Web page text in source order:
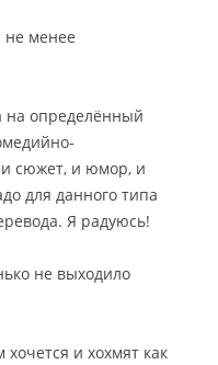
менее
на определённый
сюжет, и юмор, и
для данного типа
Я радуюсь!
не выходило
и хохмят как